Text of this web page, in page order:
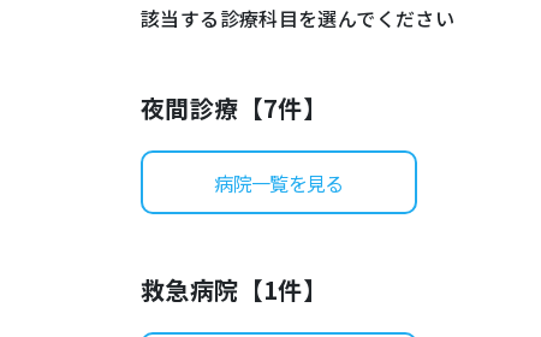
該当する診療科目を選んでください
夜間診療【7件】
病院一覧を見る
救急病院【1件】